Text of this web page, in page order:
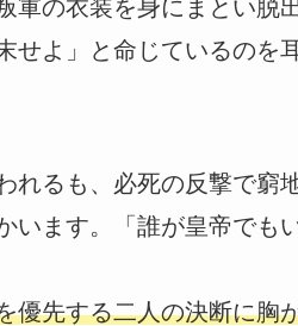
軍の衣装を身にまとい脱
せよ」と命じているのを
れるも、必死の反撃で窮
います。「誰が皇帝でも
優先する二人の決断に胸